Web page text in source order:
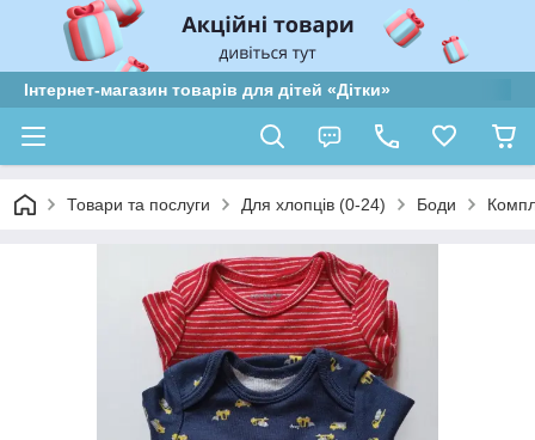
Інтернет-магазин товарів для дітей «Дітки»
Товари та послуги Для хлопців (0-24) Боди